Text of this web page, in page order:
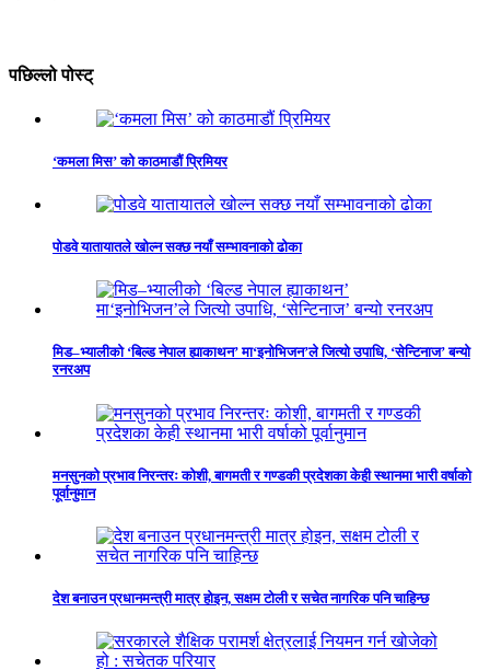
पछिल्लो पोस्ट्
‘कमला मिस’ को काठमाडौं प्रिमियर
पोडवे यातायातले खोल्न सक्छ नयाँ सम्भावनाको ढोका
मिड–भ्यालीको ‘बिल्ड नेपाल ह्याकाथन’ मा‘इनोभिजन’ले जित्यो उपाधि, ‘सेन्टिनाज’ बन्यो
रनरअप
मनसुनको प्रभाव निरन्तरः कोशी, बागमती र गण्डकी प्रदेशका केही स्थानमा भारी वर्षाको
पूर्वानुमान
देश बनाउन प्रधानमन्त्री मात्र होइन, सक्षम टोली र सचेत नागरिक पनि चाहिन्छ